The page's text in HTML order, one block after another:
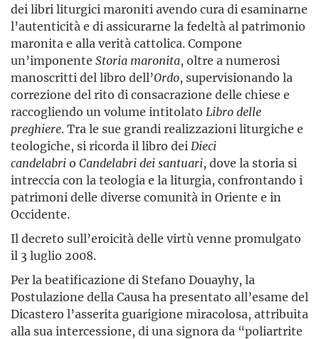
dei libri liturgici maroniti avendo cura di esaminarne
l’autenticità e di assicurarne la fedeltà al patrimonio
maronita e alla verità cattolica. Compone
un’imponente Storia maronita, oltre a numerosi
manoscritti del libro dell’Ordo, supervisionando la
correzione del rito di consacrazione delle chiese e
raccogliendo un volume intitolato Libro delle
preghiere. Tra le sue grandi realizzazioni liturgiche e
teologiche, si ricorda il libro dei Dieci
candelabrio Candelabri dei santuari, dove la storia si
intreccia con la teologia e la liturgia, confrontando i
patrimoni delle diverse comunità in Oriente e in
Occidente.
Il decreto sull’eroicità delle virtù venne promulgato
il 3 luglio 2008.
Per la beatificazione di Stefano Douayhy, la
Postulazione della Causa ha presentato all’esame del
Dicastero l’asserita guarigione miracolosa, attribuita
alla sua intercessione, di una signora da “poliartrite